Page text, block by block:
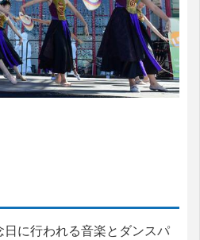
に行われる音楽とダンスパ